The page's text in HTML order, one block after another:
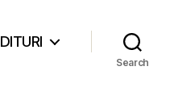
DITURI
Search